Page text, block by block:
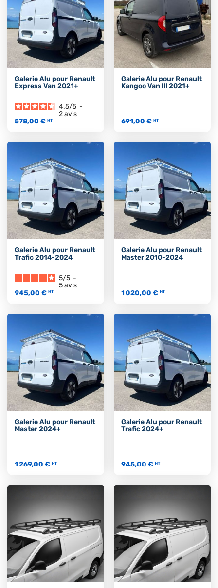
Galerie Alu pour Renault
Express Van 2021+
4.5/5 -
2avis
578,00 € HT
Galerie Alu pour Renault
Kangoo Van III 2021+
691,00 € HT
Galerie Alu pour Renault
Trafic 2014-2024
5/5 -
5avis
945,00 € HT
Galerie Alu pour Renault
Master 2010-2024
1 020,00 € HT
Galerie Alu pour Renault
Master 2024+
1 269,00 € HT
Galerie Alu pour Renault
Trafic 2024+
945,00 € HT